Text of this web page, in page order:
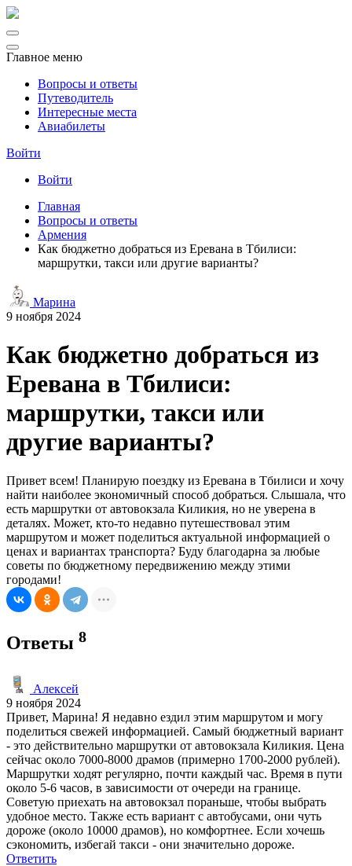
Главное меню
Вопросы и ответы
Путеводитель
Интересные места
Авиабилеты
Войти
Войти
Главная
Вопросы и ответы
Армения
Как бюджетно добраться из Еревана в Тбилиси:
маршрутки, такси или другие варианты?
Марина
9 ноября 2024
Как бюджетно добраться из
Еревана в Тбилиси:
маршрутки, такси или
другие варианты?
Привет всем! Планирую поездку из Еревана в Тбилиси и хочу
найти наиболее экономичный способ добраться. Слышала, что
есть маршрутки от автовокзала Киликия, но не уверена в
деталях. Может, кто-то недавно путешествовал этим
маршрутом и может поделиться актуальной информацией о
ценах и вариантах транспорта? Буду благодарна за любые
советы по бюджетному передвижению между этими
городами!
Ответы 8
Алексей
9 ноября 2024
Привет, Марина! Я недавно ездил этим маршрутом и могу
поделиться свежей информацией. Самый бюджетный вариант
- это действительно маршрутки от автовокзала Киликия. Цена
сейчас около 7000-8000 драмов (примерно 1700-2000 рублей).
Маршрутки ходят регулярно, почти каждый час. Время в пути
около 5-6 часов, в зависимости от очереди на границе.
Советую приехать на автовокзал пораньше, чтобы выбрать
удобное место. Также есть вариант с автобусами, они чуть
дороже (около 10000 драмов), но комфортнее. Если хочешь
сэкономить, избегай такси - они значительно дороже.
Ответить